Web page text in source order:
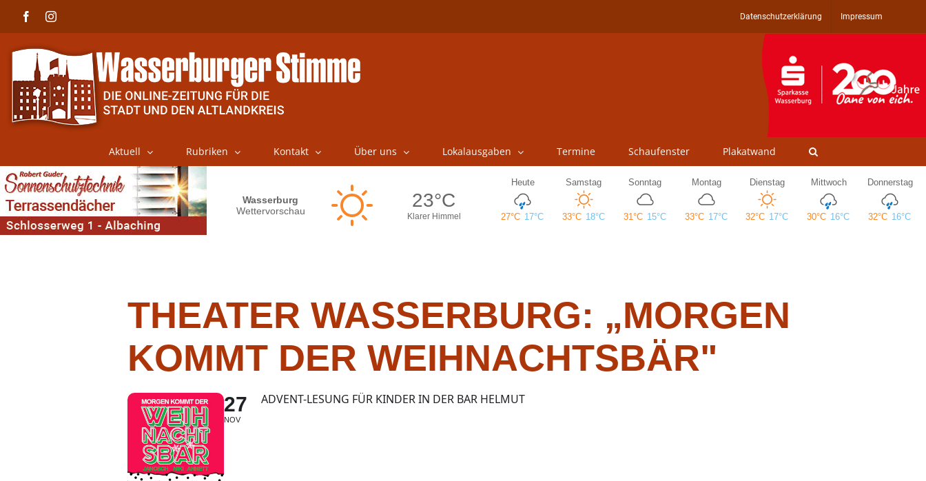
FacebookInstagram Datenschutzerklärung Impressum
Aktuell Rubriken Kontakt Über uns Lokalausgaben Termine Schaufenster Plakatwand
THEATER WASSERBURG: „MORGEN
KOMMT DER WEIHNACHTSBÄR"
27
NOV
ADVENT-LESUNG FÜR KINDER IN DER BAR HELMUT